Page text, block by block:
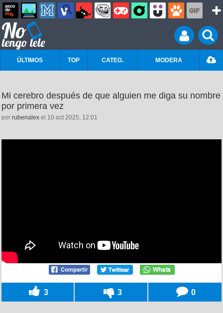
ÚLTIMOS TOP CATEG. MODERA
Mi cerebro después de que alguien me diga su nombre
por primera vez
por rubenalex el 10 oct 2025, 12:01
3 3 0